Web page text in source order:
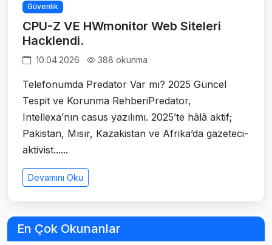
Güvenlik
CPU-Z VE HWmonitor Web Siteleri
Hacklendi.
10.04.2026 388 okunma
Telefonumda Predator Var mı? 2025 Güncel
Tespit ve Korunma RehberiPredator,
Intellexa’nın casus yazılımı. 2025’te hâlâ aktif;
Pakistan, Mısır, Kazakistan ve Afrika’da gazeteci-
aktivist......
Devamını Oku
En Çok Okunanlar